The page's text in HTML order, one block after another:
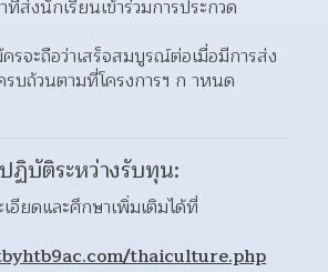
ส่งนักเรียนเข้าร่วมการประกวด
รจะถือว่าเสร็จสมบูรณ์ต่อเมื่อมีการส่ง
รบถ้วนตามที่โครงการฯ ก าหนด
ฏิบัติระหว่างรับทุน:
thaiculture.php